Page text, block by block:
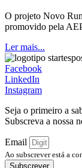
O projeto Novo
promovido pela
Ler mais...
Facebook
LinkedIn
Instagram
Seja o primeiro a
Subscreva a nossa
Email
Ao subscrever está a
Subscrever